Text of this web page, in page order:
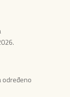
određeno